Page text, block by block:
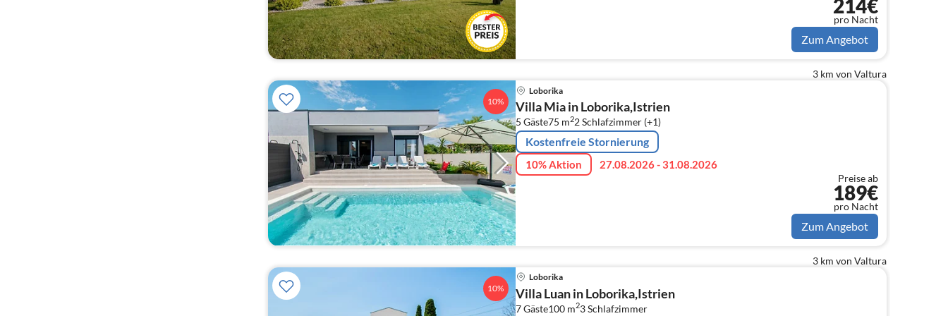
214€
pro Nacht
Zum Angebot
10%
3 km von Valtura
Loborika
Villa Mia in Loborika,Istrien
5 Gäste75 m22Schlafzimmer (+1)
Kostenfreie Stornierung
10% Aktion 27.08.2026 - 31.08.2026
Preise ab
189€
pro Nacht
Zum Angebot
10%
3 km von Valtura
Loborika
Villa Luan in Loborika,Istrien
7 Gäste100 m23Schlafzimmer